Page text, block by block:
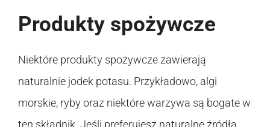
Produkty spożywcze
Niektóre produkty spożywcze zawierają
naturalnie jodek potasu. Przykładowo, algi
morskie, ryby oraz niektóre warzywa są bogate w
ten składnik. Jeśli preferujesz naturalne źródła,